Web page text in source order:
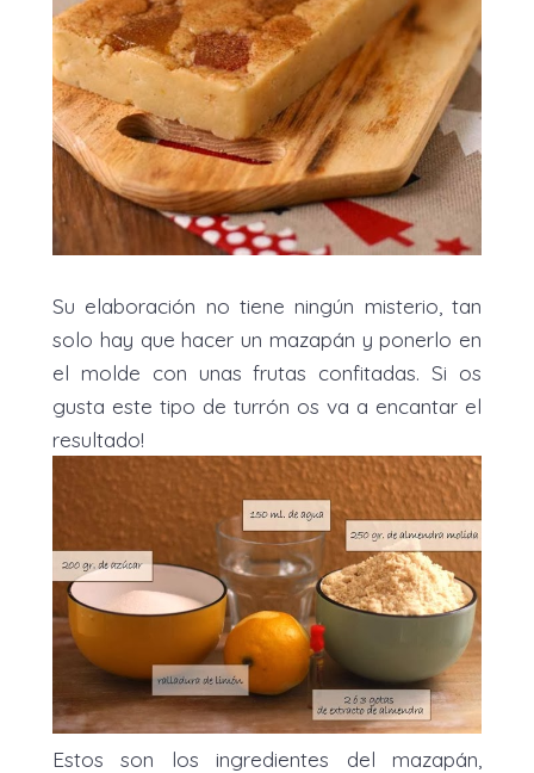
Su elaboración no tiene ningún misterio, tan
solo hay que hacer un mazapán y ponerlo en
el molde con unas frutas confitadas. Si os
gusta este tipo de turrón os va a encantar el
resultado!
Estos son los ingredientes del mazapán,